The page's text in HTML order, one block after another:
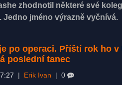
zhodnotil některé své
Jedno jméno výrazně vyčnívá.
po operaci. Příští rok ho v
poslední tanec
Erik Ivan 0